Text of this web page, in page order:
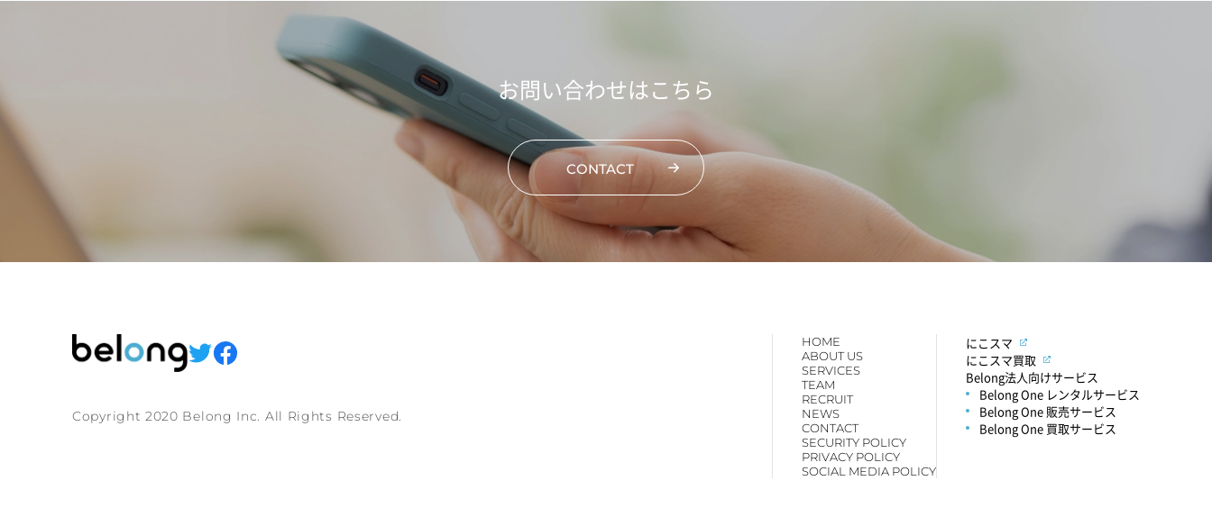
お問い合わせはこちら
CONTACT
Copyright 2020 Belong Inc. All Rights Reserved.
HOME
ABOUT US
SERVICES
TEAM
RECRUIT
NEWS
CONTACT
SECURITY POLICY
PRIVACY POLICY
SOCIAL MEDIA POLICY
にこスマ
にこスマ買取
Belong法人向けサービス
Belong One レンタルサービス
Belong One 販売サービス
Belong One 買取サービス